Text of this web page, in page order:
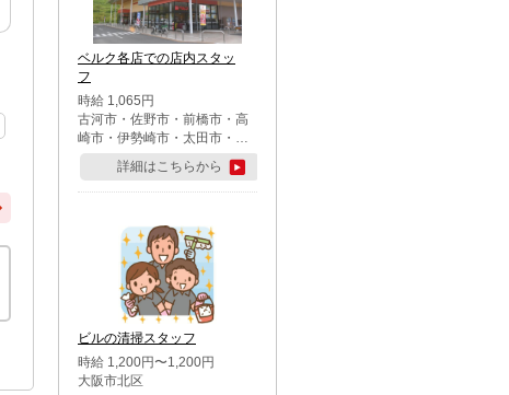
ベルク各店での店内スタッ
フ
時給 1,065円
古河市・佐野市・前橋市・高
崎市・伊勢崎市・太田市・館
林市・藤岡市・大泉町・さい
たま市北区・川越市・熊谷
市・行田市・秩父市・所沢
市・鶴ケ島市・千葉市中央
区・市川市・松戸市・習志野
市・柏市・流山市・八千代
市・足立区・江戸川区・八王
子市・町田市
詳細はこちらから
ビルの清掃スタッフ
時給 1,200円〜1,200円
大阪市北区